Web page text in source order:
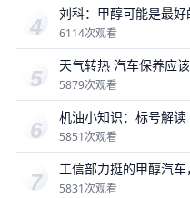
刘科：甲醇可能是最
6114次观看
天气转热 汽车保养应
5879次观看
机油小知识：标号解读
5851次观看
工信部力挺的甲醇汽车
5831次观看